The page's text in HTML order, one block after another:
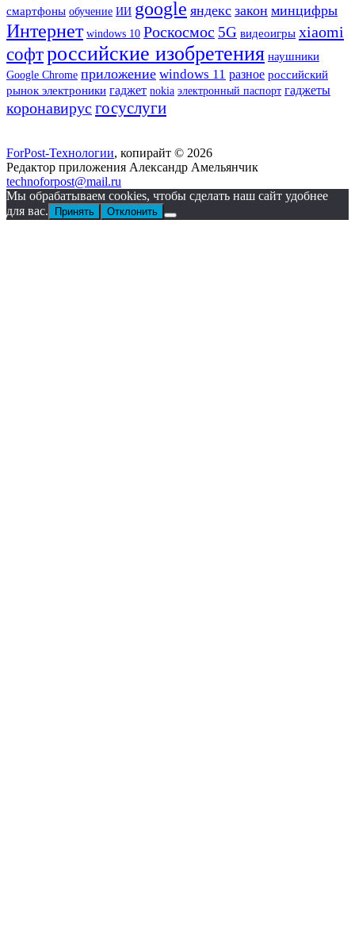
смартфоны обучение ИИ google яндекс закон минцифры
Интернет windows 10 Роскосмос 5G видеоигры xiaomi
софтроссийские изобретения наушники
Google Chrome приложение windows 11 разное российский
рынок электроники гаджет nokia электронный паспорт гаджеты
коронавирус госуслуги
ForPost-Технологии, копирайт © 2026
Редактор приложения Александр Амельянчик
technoforpost@mail.ru
Мы обрабатываем cookies, чтобы сделать наш сайт удобнее
для вас.
Принять Отклонить